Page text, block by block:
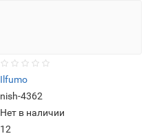
Ilfumo
nish-4362
Нет в наличии
12